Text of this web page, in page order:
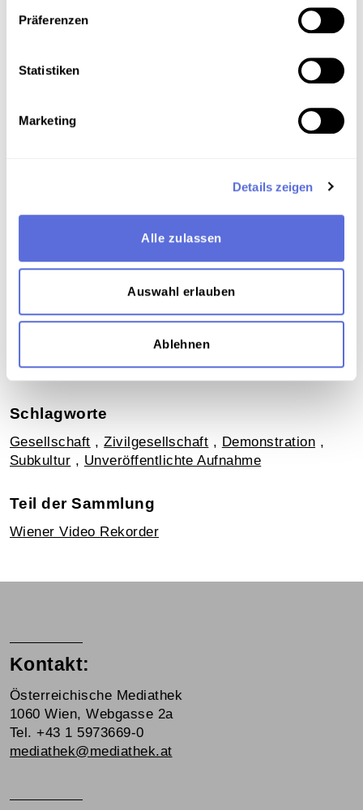
Präferenzen
Statistiken
Marketing
Details zeigen
Alle zulassen
Auswahl erlauben
Ablehnen
Private Videodokumentationen
Technische Anmerkungen
Verortung in der digitalen Sammlung
Schlagworte
Gesellschaft ,Zivilgesellschaft , Demonstration ,
Subkultur , Unveröffentlichte Aufnahme
Teil der Sammlung
Wiener Video Rekorder
Kontakt:
Österreichische Mediathek
1060 Wien, Webgasse 2a
Tel. +43 1 5973669-0
mediathek@mediathek.at